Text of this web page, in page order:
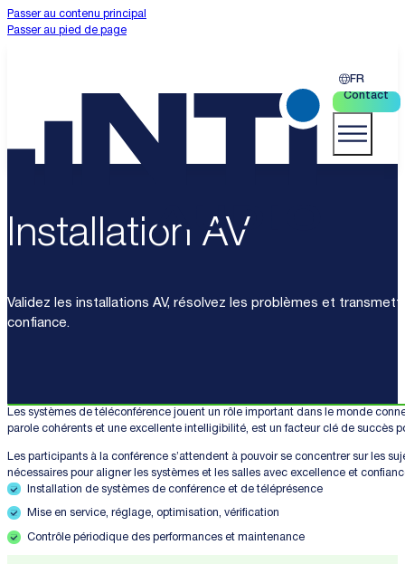
Passer au contenu principal
Passer au pied de page
FR
Contact
Installation AV
Validez les installations AV, résolvez les problèmes et
confiance.
Les systèmes de téléconférence jouent un rôle important dans le monde
parole cohérents et une excellente intelligibilité, est un facteur clé de succès
Les participants à la conférence s’attendent à pouvoir se concentrer sur les
nécessaires pour aligner les systèmes et les salles avec excellence et
Installation de systèmes de conférence et de téléprésence
Mise en service, réglage, optimisation, vérification
Contrôle périodique des performances et maintenance